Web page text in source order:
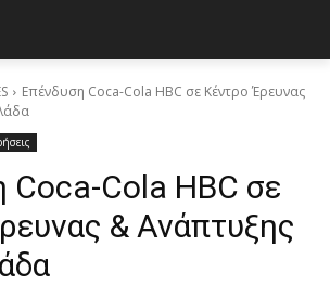
Επένδυση Coca-Cola HBC σε Κέντρο Έρευνας
Coca-Cola HBC σε
& Ανάπτυξης